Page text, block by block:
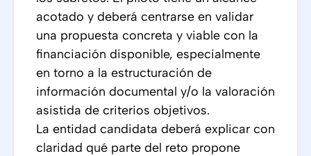
acotado y deberá centrarse en validar
una propuesta concreta y viable con la
financiación disponible, especialmente
en torno a la estructuración de
información documental y/o la valoración
asistida de criterios objetivos.
La entidad candidata deberá explicar con
claridad qué parte del reto propone